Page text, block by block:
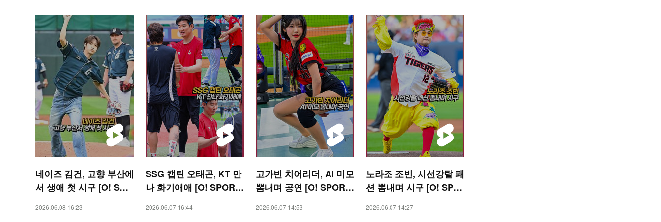
네이즈 김건, 고향 부산에
서 생애 첫 시구 [O! SPO
2026.06.08 16:23
SSG 캡틴 오태곤, KT 만
나 화기애애 [O! SPORT
2026.06.07 16:44
고가빈 치어리더, AI 미모
뽐내며 공연 [O! SPORT
2026.06.07 14:53
노라조 조빈, 시선강탈 패
션 뽐내며 시구 [O! SPO
2026.06.07 14:27